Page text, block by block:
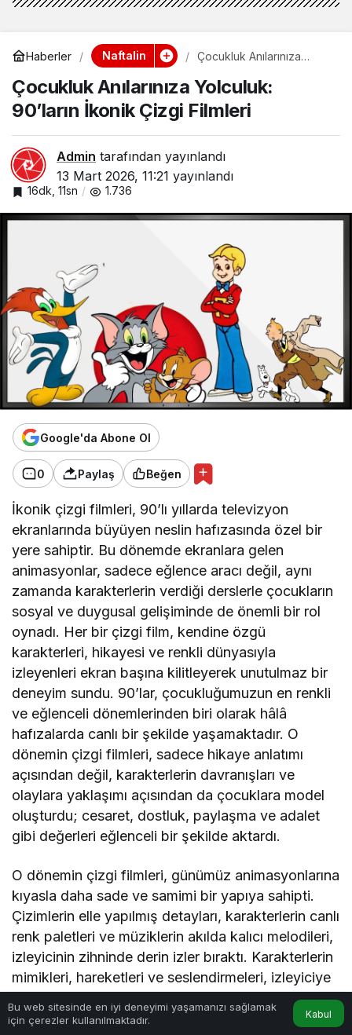
Haberler Naftalin
Çocukluk Anılarınıza
Çizgi Filmleri
Çocukluk Anılarınıza Yolculuk:
90’ların İkonik Çizgi Filmleri
Admin tarafından yayınlandı
13 Mart 2026, 11:21 yayınlandı
16dk, 11sn 1.736
Google'da Abone Ol
0 Paylaş Beğen
İkonik çizgi filmleri, 90’lı yıllarda televizyon
ekranlarında büyüyen neslin hafızasında özel bir
yere sahiptir. Bu dönemde ekranlara gelen
animasyonlar, sadece eğlence aracı değil, aynı
zamanda karakterlerin verdiği derslerle çocukların
sosyal ve duygusal gelişiminde de önemli bir rol
oynadı. Her bir çizgi film, kendine özgü
karakterleri, hikayesi ve renkli dünyasıyla
izleyenleri ekran başına kilitleyerek unutulmaz bir
deneyim sundu. 90’lar, çocukluğumuzun en renkli
ve eğlenceli dönemlerinden biri olarak hâlâ
hafızalarda canlı bir şekilde yaşamaktadır. O
dönemin çizgi filmleri, sadece hikaye anlatımı
açısından değil, karakterlerin davranışları ve
olaylara yaklaşımı açısından da çocuklara model
oluşturdu; cesaret, dostluk, paylaşma ve adalet
gibi değerleri eğlenceli bir şekilde aktardı.
O dönemin çizgi filmleri, günümüz animasyonlarına
kıyasla daha sade ve samimi bir yapıya sahipti.
Çizimlerin elle yapılmış detayları, karakterlerin canlı
renk paletleri ve müziklerin akılda kalıcı melodileri,
izleyicinin zihninde derin izler bıraktı. Karakterlerin
mimikleri, hareketleri ve seslendirmeleri, izleyiciye
gerçek bir duygusal bağ kurma imkânı sağlıyordu.
Ayrıca bu çizgi filmler, çoğu zaman basit ama
Bu web sitesinde en iyi deneyimi yaşamanızı sağlamak
için çerezler kullanılmaktadır.
Kabul
Anasayfa Hesabım